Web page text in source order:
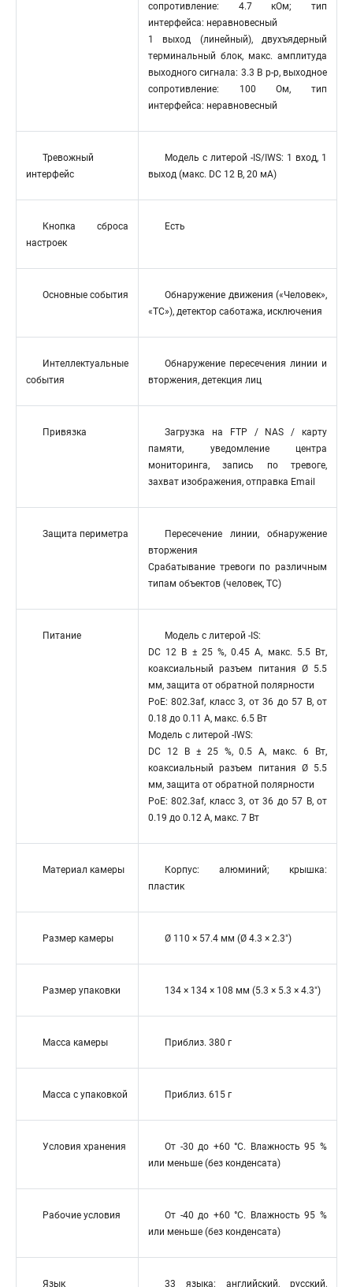
сопротивление: 4.7 кОм; тип
интерфейса: неравновесный
1 выход (линейный), двухъядерный
терминальный блок, макс. амплитуда
выходного сигнала: 3.3 В p-p, выходное
сопротивление: 100 Ом, тип
интерфейса: неравновесный
Тревожный
интерфейс
Модель с литерой -IS/IWS: 1 вход, 1
выход (макс. DC 12 В, 20 мA)
Кнопка сброса
настроек
Есть
Основные события
Обнаружение движения («Человек»,
«ТС»), детектор саботажа, исключения
Интеллектуальные
события
Обнаружение пересечения линии и
вторжения, детекция лиц
Привязка
Загрузка на FTP / NAS / карту
памяти, уведомление центра
мониторинга, запись по тревоге,
захват изображения, отправка Email
Защита периметра
Пересечение линии, обнаружение
вторжения
Срабатывание тревоги по различным
типам объектов (человек, ТС)
Питание
Модель с литерой -IS:
DC 12 В ± 25 %, 0.45 A, макс. 5.5 Вт,
коаксиальный разъем питания Ø 5.5
мм, защита от обратной полярности
PoE: 802.3af, класс 3, от 36 до 57 В, от
0.18 до 0.11 А, макс. 6.5 Вт
Модель с литерой -IWS:
DC 12 В ± 25 %, 0.5 A, макс. 6 Вт,
коаксиальный разъем питания Ø 5.5
мм, защита от обратной полярности
PoE: 802.3af, класс 3, от 36 до 57 В, от
0.19 до 0.12 А, макс. 7 Вт
Материал камеры
Корпус: алюминий; крышка:
пластик
Размер камеры Ø 110 × 57.4 мм (Ø 4.3 × 2.3″)
Размер упаковки 134 × 134 × 108 мм (5.3 × 5.3 × 4.3″)
Масса камеры Приблиз. 380 г
Масса с упаковкой Приблиз. 615 г
Условия хранения
От -30 до +60 °C. Влажность 95 %
или меньше (без конденсата)
Рабочие условия
От -40 до +60 °C. Влажность 95 %
или меньше (без конденсата)
Язык 33 языка: английский, русский,